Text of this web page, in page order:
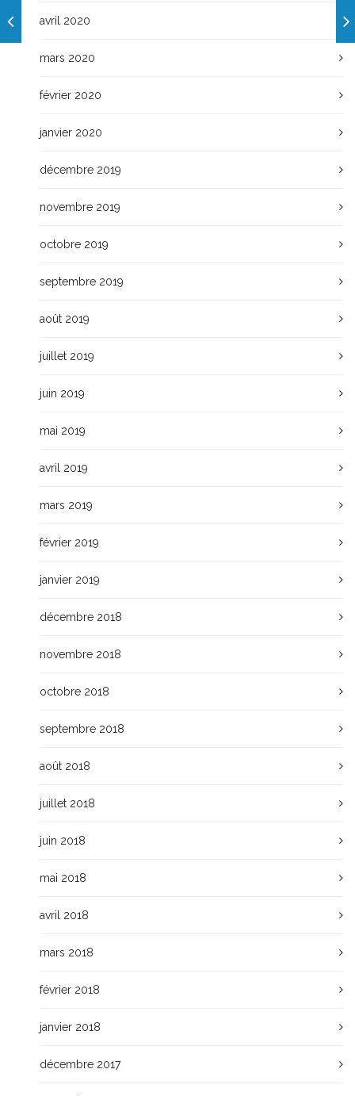
avril 2020
mars 2020
février 2020
janvier 2020
décembre 2019
novembre 2019
octobre 2019
septembre 2019
août 2019
juillet 2019
juin 2019
mai 2019
avril 2019
mars 2019
février 2019
janvier 2019
décembre 2018
novembre 2018
octobre 2018
septembre 2018
août 2018
juillet 2018
juin 2018
mai 2018
avril 2018
mars 2018
février 2018
janvier 2018
décembre 2017